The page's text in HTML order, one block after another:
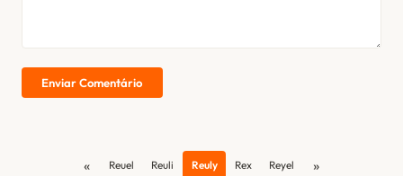
Enviar Comentário
« Reuel Reuli Reuly Rex Reyel »